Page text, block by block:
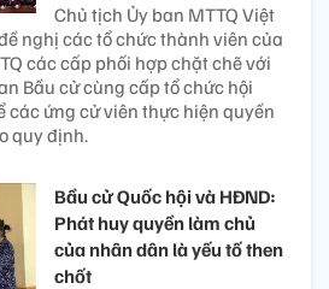
Chủ tịch Ủy ban MTTQ Việt
nghị các tổ chức thành viên của
các cấp phối hợp chặt chẽ với
Bầu cử cùng cấp tổ chức hội
các ứng cử viên thực hiện quyền
quy định.
Bầu cử Quốc hội và HĐND:
Phát huy quyền làm chủ
của nhân dân là yếu tố then
chốt